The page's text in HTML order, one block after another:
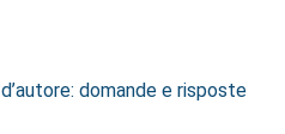
domande e risposte